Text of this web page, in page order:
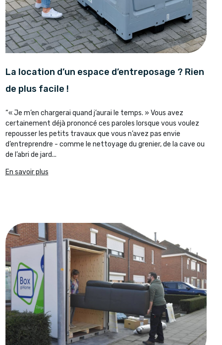
La location d’un espace d’entreposage ? Rien
de plus facile !
“« Je m’en chargerai quand j’aurai le temps. » Vous avez
certainement déjà prononcé ces paroles lorsque vous voulez
repousser les petits travaux que vous n’avez pas envie
d’entreprendre - comme le nettoyage du grenier, de la cave ou
de l’abri de jard...
En savoir plus